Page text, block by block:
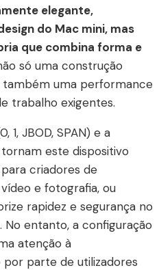
elegante,
do Mac mini, mas
que combina forma e
só uma construção
uma performance
trabalho exigentes.
1, JBOD, SPAN) e a
este dispositivo
criadores de
e fotografia, ou
rapidez e segurança no
entanto, a configuração
atenção à
parte de utilizadores